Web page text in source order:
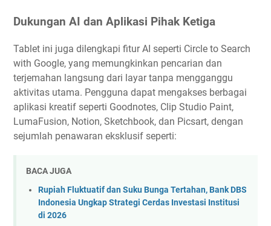
Dukungan AI dan Aplikasi Pihak Ketiga
Tablet ini juga dilengkapi fitur AI seperti Circle to Search
with Google, yang memungkinkan pencarian dan
terjemahan langsung dari layar tanpa mengganggu
aktivitas utama. Pengguna dapat mengakses berbagai
aplikasi kreatif seperti Goodnotes, Clip Studio Paint,
LumaFusion, Notion, Sketchbook, dan Picsart, dengan
sejumlah penawaran eksklusif seperti:
BACA JUGA
Rupiah Fluktuatif dan Suku Bunga Tertahan, Bank DBS
Indonesia Ungkap Strategi Cerdas Investasi Institusi
di 2026